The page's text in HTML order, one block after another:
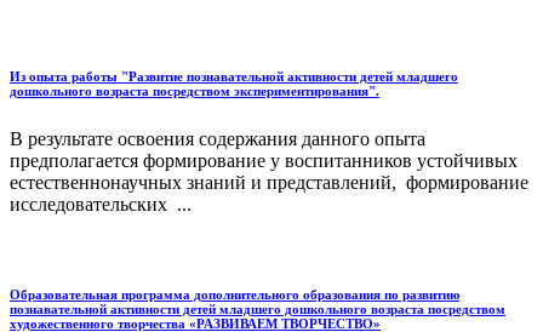
Из опыта работы "Развитие познавательной активности детей младшего
дошкольного возраста посредством экспериментирования".
В результате освоения содержания данного опыта
предполагается формирование у воспитанников устойчивых
естественнонаучных знаний и представлений, формирование
исследовательских ...
Образовательная программа дополнительного образования по развитию
познавательной активности детей младшего дошкольного возраста посредством
художественного творчества «РАЗВИВАЕМ ТВОРЧЕСТВО»